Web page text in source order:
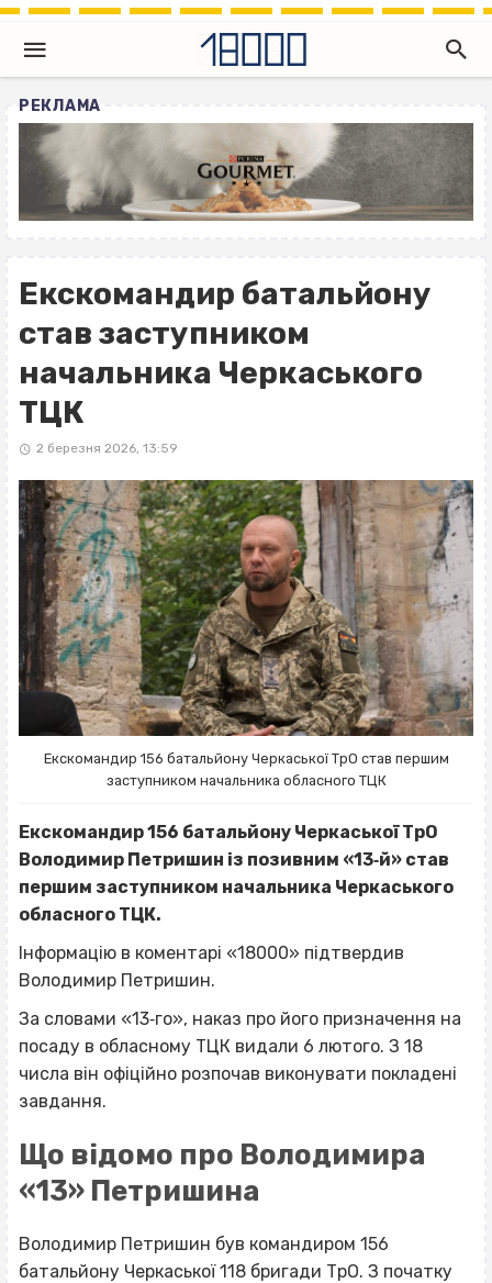
РЕКЛАМА
Екскомандир батальйону
став заступником
начальника Черкаського
ТЦК
2 березня 2026, 13:59
Екскомандир 156 батальйону Черкаської ТрО став першим
заступником начальника обласного ТЦК
Екскомандир 156 батальйону Черкаської ТрО
Володимир Петришин із позивним «13‐й» став
першим заступником начальника Черкаського
обласного ТЦК.
Інформацію в коментарі «18000» підтвердив
Володимир Петришин.
За словами «13‐го», наказ про його призначення на
посаду в обласному ТЦК видали 6 лютого. З 18
числа він офіційно розпочав виконувати покладені
завдання.
Що відомо про Володимира
«13» Петришина
Володимир Петришин був командиром 156
батальйону Черкаської 118 бригади ТрО. З початку